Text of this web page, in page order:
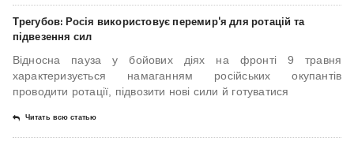
Трегубов: Росія використовує перемир'я для ротацій та
підвезення сил
Відносна пауза у бойових діях на фронті 9 травня
характеризується намаганням російських окупантів
проводити ротації, підвозити нові сили й готуватися
Читать всю статью